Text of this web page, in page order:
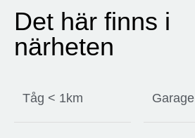
Det här finns i
närheten
Tåg < 1km Garage